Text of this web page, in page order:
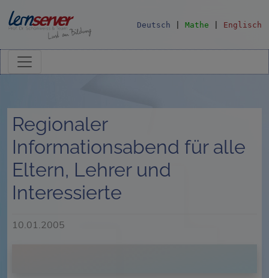
Deutsch Mathe Englisch
Regionaler
Informationsabend für alle
Eltern, Lehrer und
Interessierte
10.01.2005